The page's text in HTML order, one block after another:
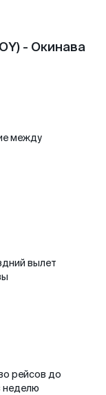
- Окинава
между
вылет
рейсов до
неделю